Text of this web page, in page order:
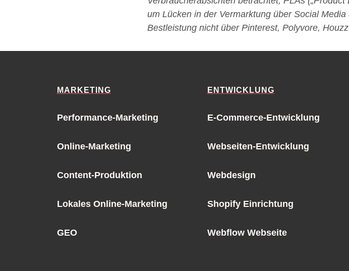
um Lücken in der Vermarktung über Social
Bestleistung nicht über Pinterest, Polyvore,
MARKETING
Performance-Marketing
Online-Marketing
Content-Produktion
Lokales Online-Marketing
GEO
ENTWICKLUNG
E-Commerce-Entwicklung
Webseiten-Entwicklung
Webdesign
Shopify Einrichtung
Webflow Webseite